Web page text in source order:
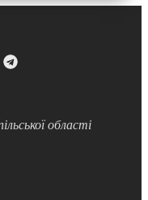
області